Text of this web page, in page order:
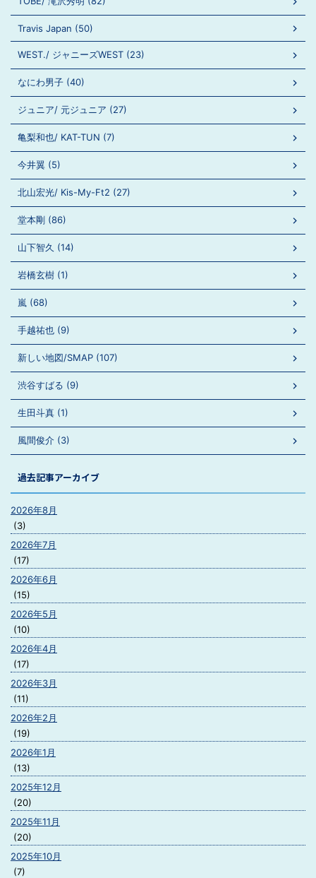
Travis Japan (50)
WEST./ ジャニーズWEST (23)
なにわ男子 (40)
ジュニア/ 元ジュニア (27)
亀梨和也/ KAT-TUN (7)
今井翼 (5)
北山宏光/ Kis-My-Ft2 (27)
堂本剛 (86)
山下智久 (14)
岩橋玄樹 (1)
嵐 (68)
手越祐也 (9)
新しい地図/SMAP (107)
渋谷すばる (9)
生田斗真 (1)
風間俊介 (3)
過去記事アーカイブ
2026年8月
(3)
2026年7月
(17)
2026年6月
(15)
2026年5月
(10)
2026年4月
(17)
2026年3月
(11)
2026年2月
(19)
2026年1月
(13)
2025年12月
(20)
2025年11月
(20)
2025年10月
(7)